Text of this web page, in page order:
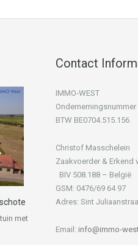
met
Contact
IMMO-
BTW BE0704.515.156
Christof
Zaakvoerder &
BIV
GSM: 0476/69 64 97
Adres: Sint
Email: info@immo-